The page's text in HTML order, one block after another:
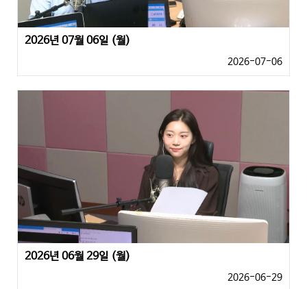
2026년 07월 06일 (월)
2026-07-06
2026년 06월 29일 (월)
2026-06-29